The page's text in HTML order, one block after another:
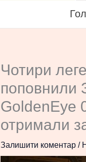
Чотири
поповнили
GoldenEye
отримали
Залишити коментар /